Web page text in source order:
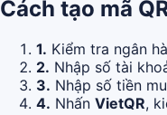
Cách tạo mã
1. Kiểm tra ngân
2. Nhập số tài
3. Nhập số tiền
4. Nhấn VietQR,